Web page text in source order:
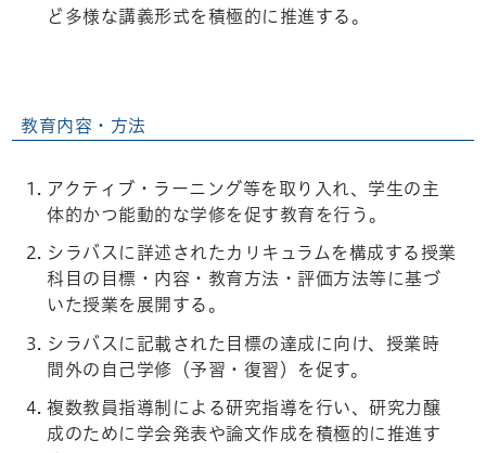
ど多様な講義形式を積極的に推進する。
教育内容・方法
アクティブ・ラーニング等を取り入れ、学生の主
体的かつ能動的な学修を促す教育を行う。
シラバスに詳述されたカリキュラムを構成する授業
科目の目標・内容・教育方法・評価方法等に基づ
いた授業を展開する。
シラバスに記載された目標の達成に向け、授業時
間外の自己学修（予習・復習）を促す。
複数教員指導制による研究指導を行い、研究力醸
成のために学会発表や論文作成を積極的に推進す